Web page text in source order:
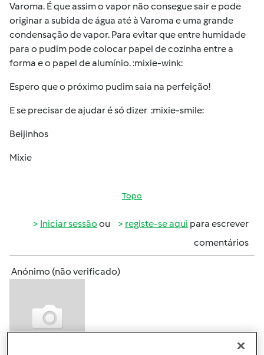
Varoma. É que assim o vapor não consegue sair e pode
originar a subida de água até à Varoma e uma grande
condensação de vapor. Para evitar que entre humidade
para o pudim pode colocar papel de cozinha entre a
forma e o papel de alumínio. :mixie-wink:
Espero que o próximo pudim saia na perfeição!
E se precisar de ajudar é só dizer :mixie-smile:
Beijinhos
Mixie
Topo
Iniciar sessão ou registe-se aqui para escrever
comentários
Anónimo (não verificado)